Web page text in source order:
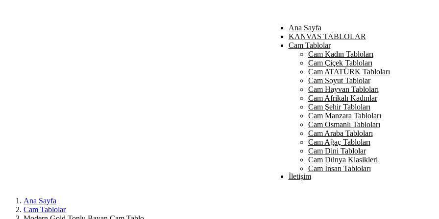
Ana Sayfa
KANVAS TABLOLAR
Cam Tablolar
Cam Kadın Tabloları
Cam Çiçek Tabloları
Cam ATATÜRK Tabloları
Cam Soyut Tablolar
Cam Hayvan Tabloları
Cam Afrikalı Kadınlar
Cam Şehir Tabloları
Cam Manzara Tabloları
Cam Osmanlı Tabloları
Cam Araba Tabloları
Cam Ağaç Tabloları
Cam Dini Tablolar
Cam Dünya Klasikleri
Cam İnsan Tabloları
İletişim
Ana Sayfa
Cam Tablolar